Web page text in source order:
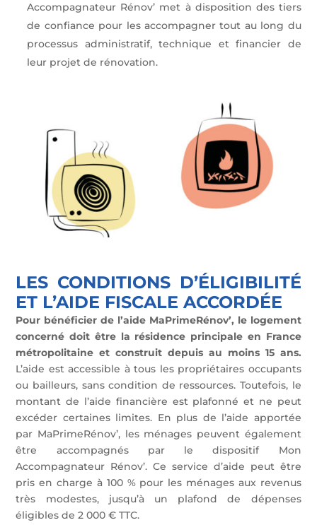
Accompagnateur Rénov’ met à disposition des tiers
de confiance pour les accompagner tout au long du
processus administratif, technique et financier de
leur projet de rénovation.
LES CONDITIONS D’ÉLIGIBILITÉ
ET L’AIDE FISCALE ACCORDÉE
Pour bénéficier de l’aide MaPrimeRénov’, le logement
concerné doit être la résidence principale en France
métropolitaine et construit depuis au moins 15 ans.
L’aide est accessible à tous les propriétaires occupants
ou bailleurs, sans condition de ressources. Toutefois, le
montant de l’aide financière est plafonné et ne peut
excéder certaines limites. En plus de l’aide apportée
par MaPrimeRénov’, les ménages peuvent également
être accompagnés par le dispositif Mon
Accompagnateur Rénov’. Ce service d’aide peut être
pris en charge à 100 % pour les ménages aux revenus
très modestes, jusqu’à un plafond de dépenses
éligibles de 2 000 € TTC.